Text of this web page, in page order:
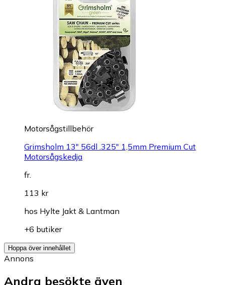
Motorsågstillbehör
Grimsholm 13" 56dl .325" 1,5mm Premium Cut
Motorsågskedja
fr.
113 kr
hos Hylte Jakt & Lantman
+6 butiker
Hoppa över innehållet
Annons
Andra besökte även